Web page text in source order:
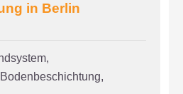
in Berlin